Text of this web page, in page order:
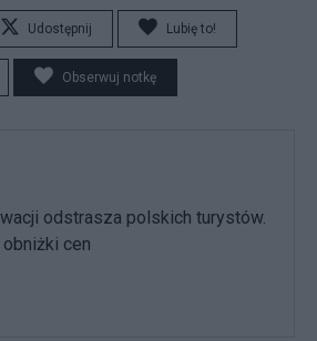
Udostępnij Lubię to!
Obserwuj notkę
odstrasza polskich turystów.
obniżki cen